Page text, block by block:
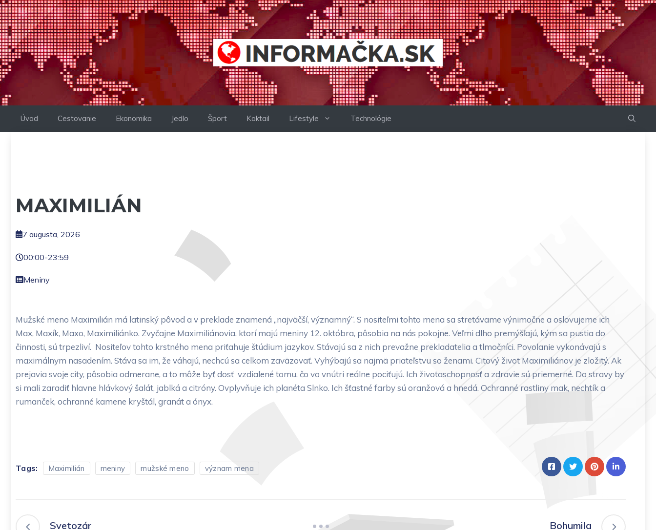
Preskočiť
na
obsah
Úvod Cestovanie Ekonomika Jedlo Šport Koktail Lifestyle Technológie
MAXIMILIÁN
7 augusta, 2026
00:00-23:59
Meniny
Mužské meno Maximilián má latinský pôvod a v preklade znamená „najväčší, významný“. S nositeľmi tohto mena sa stretávame výnimočne a oslovujeme ich
Max, Maxík, Maxo, Maximiliánko. Zvyčajne Maximiliánovia, ktorí majú meniny 12. októbra, pôsobia na nás pokojne. Veľmi dlho premýšľajú, kým sa pustia do
činnosti, sú trpezliví. Nositeľov tohto krstného mena priťahuje štúdium jazykov. Stávajú sa z nich prevažne prekladatelia a tlmočníci. Povolanie vykonávajú s
maximálnym nasadením. Stáva sa im, že váhajú, nechcú sa celkom zaväzovať. Vyhýbajú sa najmä priateľstvu so ženami. Citový život Maximiliánov je zložitý. Ak
prejavia svoje city, pôsobia odmerane, a to môže byť dosť vzdialené tomu, čo vo vnútri reálne pociťujú. Ich životaschopnosť a zdravie sú priemerné. Do stravy by
si mali zaradiť hlavne hlávkový šalát, jablká a citróny. Ovplyvňuje ich planéta Slnko. Ich šťastné farby sú oranžová a hnedá. Ochranné rastliny mak, nechtík a
rumanček, ochranné kamene kryštál, granát a ónyx.
Tags: Maximilián meniny mužské meno význam mena
Svetozár Bohumila